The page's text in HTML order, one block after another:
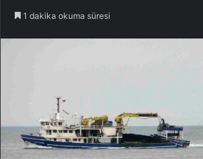
1 dakika okuma süresi